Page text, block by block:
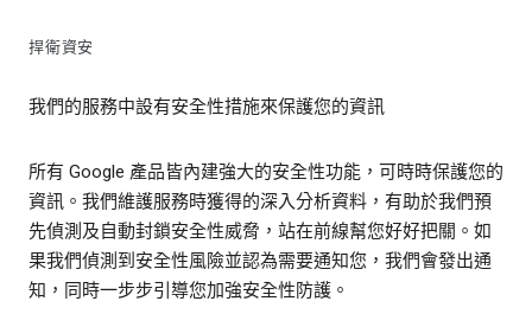
捍衛資安
我們的服務中設有安全性措施來保護您的資訊
所有 Google 產品皆內建強大的安全性功能，可時時保護您的
資訊。我們維護服務時獲得的深入分析資料，有助於我們預
先偵測及自動封鎖安全性威脅，站在前線幫您好好把關。如
果我們偵測到安全性風險並認為需要通知您，我們會發出通
知，同時一步步引導您加強安全性防護。